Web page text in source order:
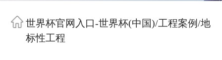
世界杯官网入口-世界杯(中国)/工程案例/地
标性工程